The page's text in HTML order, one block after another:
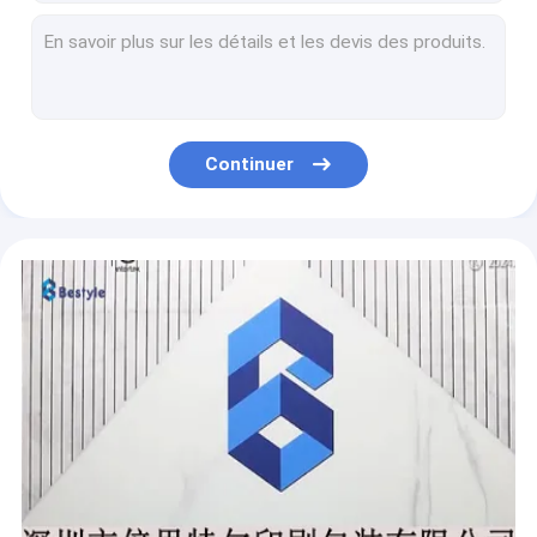
Boîtes-cadeau rigides uniques pour la caisse de comprimés, boîte promotionnelle d'emballage de papier enduit avec le logo fait sur commande
Boîtes-cadeau rigides de luxe de stratification de Matt avec la tache UV, dossier rigide fait sur commande de carton
Boîtes-cadeau rigides de estampillage chaudes faites sur commande, boîtes de luxe d'emballage de l'électronique d'impression de Digital
Boîtes faites sur commande d'emballage de cadeau avec le couvercle, boîte rigide imprimée élégante de carton pour le cosmétique
La boîte de papier d'emballage de carton de l'électronique, façonnent les boîtes-cadeau rigides pour l'emballage de clavier
Continuer